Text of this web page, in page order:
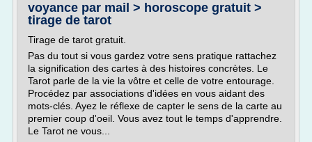
voyance par mail > horoscope gratuit >
tirage de tarot
Tirage de tarot gratuit.
Pas du tout si vous gardez votre sens pratique rattachez
la signification des cartes à des histoires concrètes. Le
Tarot parle de la vie la vôtre et celle de votre entourage.
Procédez par associations d'idées en vous aidant des
mots-clés. Ayez le réflexe de capter le sens de la carte au
premier coup d'oeil. Vous avez tout le temps d'apprendre.
Le Tarot ne vous...